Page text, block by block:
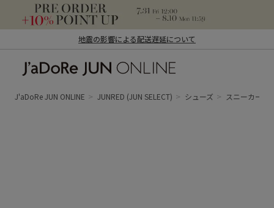
地震の影響による配送遅延について
ン オンライン）
J'aDoRe JUN ONLINE JUNRED (JUN SELECT) シューズ スニーカー